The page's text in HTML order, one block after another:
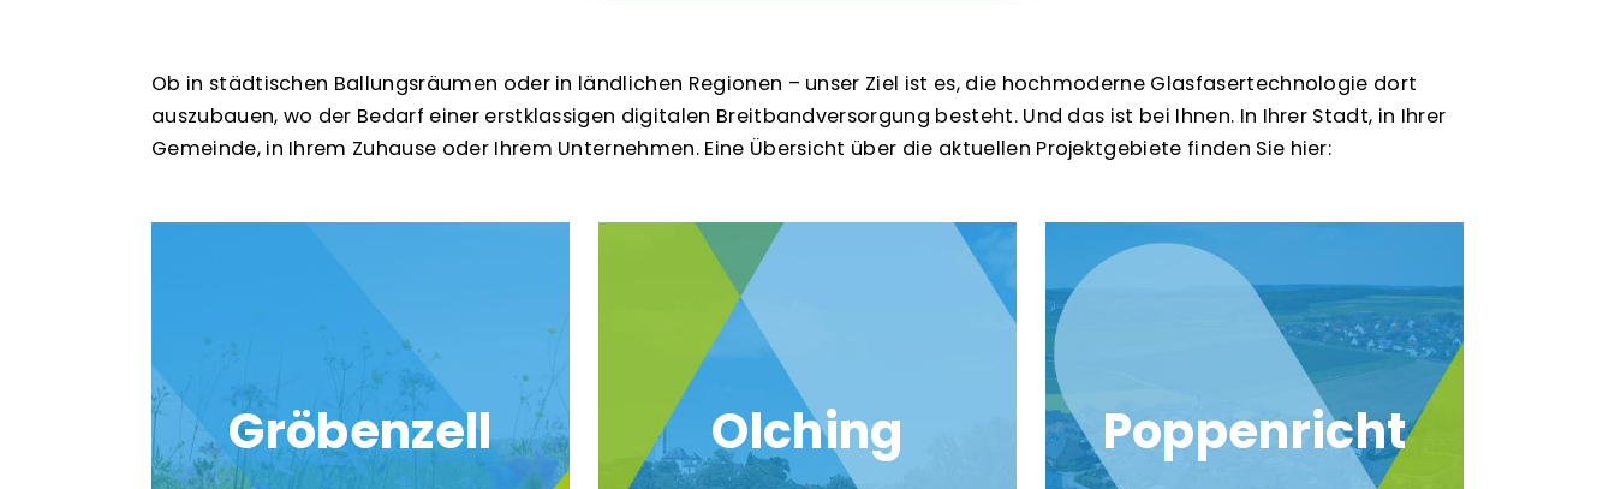
Ob in städtischen Ballungsräumen oder in ländlichen Regionen – unser Ziel ist es, die hochmoderne Glasfasertechnologie dort
auszubauen, wo der Bedarf einer erstklassigen digitalen Breitbandversorgung besteht. Und das ist bei Ihnen. In Ihrer Stadt, in Ihrer
Gemeinde, in Ihrem Zuhause oder Ihrem Unternehmen. Eine Übersicht über die aktuellen Projektgebiete finden Sie hier:
Gröbenzell Olching Poppenricht